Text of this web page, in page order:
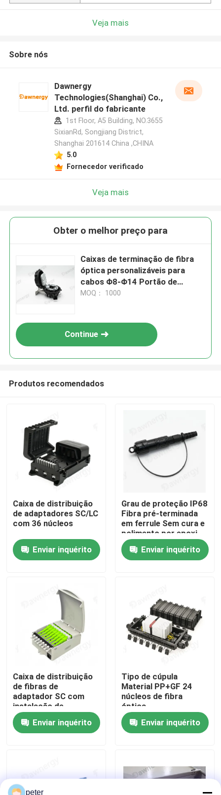
Casa
Produtos
Excursão da fábrica
Contacte-nos
Notícia
Peça umas citações
Veja mais
Sobre nós
Dawnergy
Technologies(Shanghai) Co.,
Ltd. perfil do fabricante
1st Floor, A5 Building, NO.3655
SixianRd, Songjiang District,
Shanghai 201614 China ,CHINA
5.0
Fornecedor verificado
Veja mais
Obter o melhor preço para
Caixas de terminação de fibra
óptica personalizáveis para
cabos Φ8-Φ14 Portão de
diâmetro 149*90*15mm
MOQ： 1000
Continue
Produtos recomendados
Caixa de distribuição
de adaptadores SC/LC
com 36 núcleos
Enviar inquérito
Grau de proteção IP68
Fibra pré-terminada
em ferrule Sem cura e
polimento por epoxi
com materiais de
caixa PC ABS
Enviar inquérito
Caixa de distribuição
de fibras de
adaptador SC com
instalação de
montagem em parede
/ poste e tipo de
conector da caixa de
Enviar inquérito
Tipo de cúpula
Material PP+GF 24
núcleos de fibra
óptica
Enviar inquérito
peter